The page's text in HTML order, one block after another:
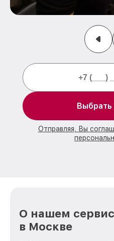
Отправляя, Вы
О нашем
в Москве